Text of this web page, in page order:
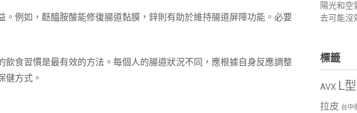
。例如，麩醯胺酸能修復腸道黏膜，鋅則有助於維持腸道屏障功能。必要
飲食習慣是最有效的方法。每個人的腸道狀況不同，應根據自身反應調整
健方式。
陽光和空
去可能沒
標籤
AVX L
拉皮 台中